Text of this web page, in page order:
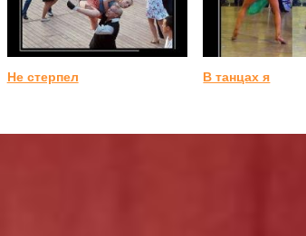
Не стерпел В танцах я